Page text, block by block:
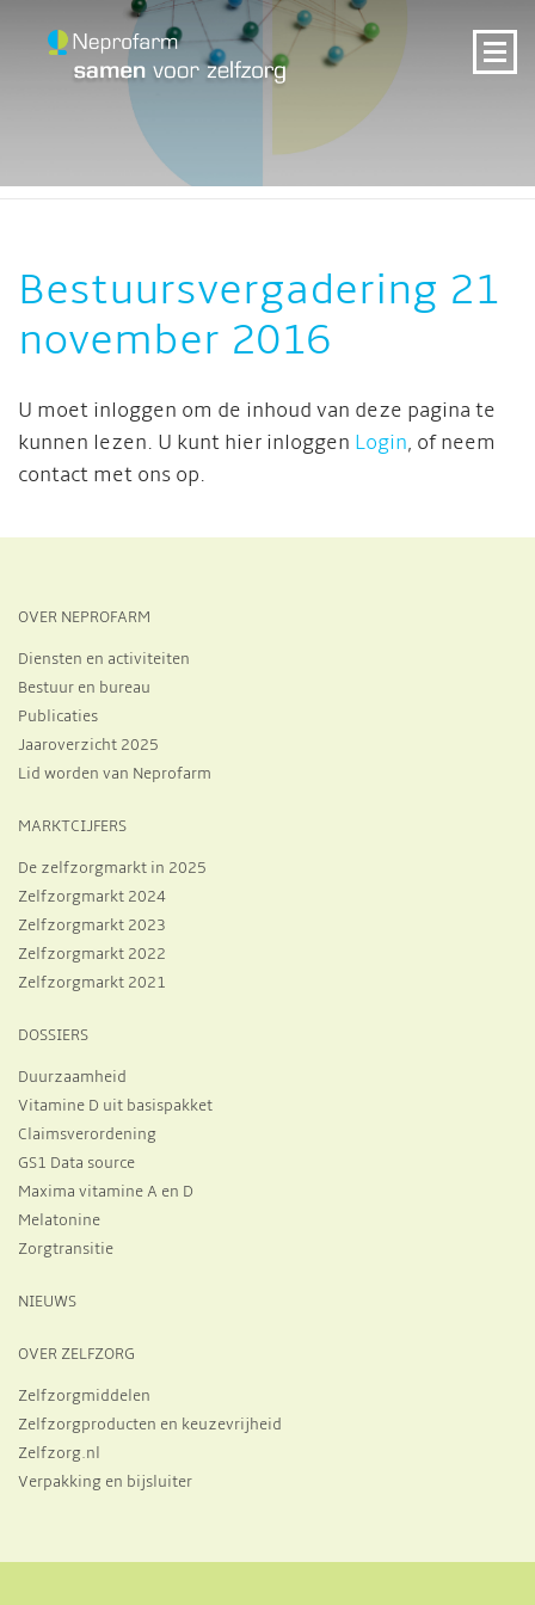
Bestuursvergadering 21
november 2016
U moet inloggen om de inhoud van deze pagina te
kunnen lezen. U kunt hier inloggen Login, of neem
contact met ons op.
OVER NEPROFARM
Diensten en activiteiten
Bestuur en bureau
Publicaties
Jaaroverzicht 2025
Lid worden van Neprofarm
MARKTCIJFERS
De zelfzorgmarkt in 2025
Zelfzorgmarkt 2024
Zelfzorgmarkt 2023
Zelfzorgmarkt 2022
Zelfzorgmarkt 2021
DOSSIERS
Duurzaamheid
Vitamine D uit basispakket
Claimsverordening
GS1 Data source
Maxima vitamine A en D
Melatonine
Zorgtransitie
NIEUWS
OVER ZELFZORG
Zelfzorgmiddelen
Zelfzorgproducten en keuzevrijheid
Zelfzorg.nl
Verpakking en bijsluiter